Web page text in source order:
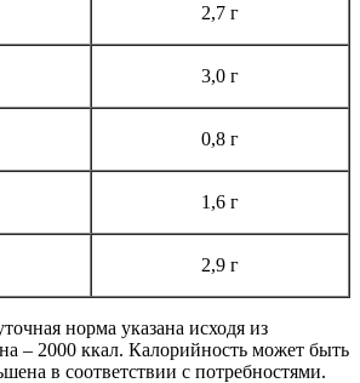
2,7 г
3,0 г
0,8 г
1,6 г
2,9 г
норма указана исходя из
– 2000 ккал. Калорийность может быть
в соответствии с потребностями.